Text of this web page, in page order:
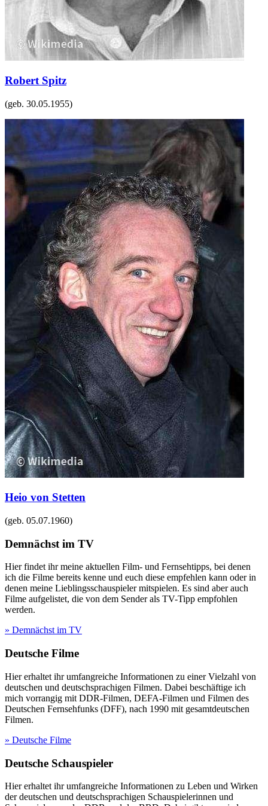
Robert Spitz
(geb. 30.05.1955)
Heio von Stetten
(geb. 05.07.1960)
Demnächst im TV
Hier findet ihr meine aktuellen Film- und Fernsehtipps, bei denen
ich die Filme bereits kenne und euch diese empfehlen kann oder in
denen meine Lieblingsschauspieler mitspielen. Es sind aber auch
Filme aufgelistet, die von dem Sender als TV-Tipp empfohlen
werden.
» Demnächst im TV
Deutsche Filme
Hier erhaltet ihr umfangreiche Informationen zu einer Vielzahl von
deutschen und deutschsprachigen Filmen. Dabei beschäftige ich
mich vorrangig mit DDR-Filmen, DEFA-Filmen und Filmen des
Deutschen Fernsehfunks (DFF), nach 1990 mit gesamtdeutschen
Filmen.
» Deutsche Filme
Deutsche Schauspieler
Hier erhaltet ihr umfangreiche Informationen zu Leben und Wirken
der deutschen und deutschsprachigen Schauspielerinnen und